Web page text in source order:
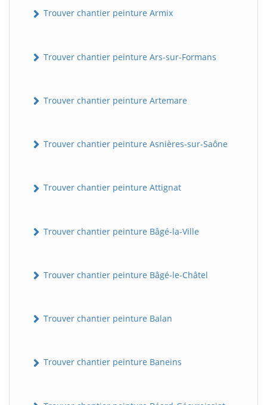
Trouver chantier peinture Armix
Trouver chantier peinture Ars-sur-Formans
Trouver chantier peinture Artemare
Trouver chantier peinture Asnières-sur-Saône
Trouver chantier peinture Attignat
Trouver chantier peinture Bâgé-la-Ville
Trouver chantier peinture Bâgé-le-Châtel
Trouver chantier peinture Balan
Trouver chantier peinture Baneins